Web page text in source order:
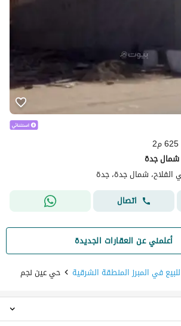
625 م2
شمال جدة
الفلاح، شمال جدة، جدة
اتصال
أعلمني عن العقارات الجديدة
في المبرز المنطقة الشرقية
حي عين نجم